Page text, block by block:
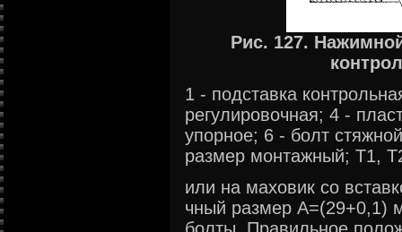
Рис. 127.
1 - подставка
регулировочная; 4 -
упорное; 6 - болт
размер монтажный; Т1,
или на маховик со
чный размер А=(29+0,1)